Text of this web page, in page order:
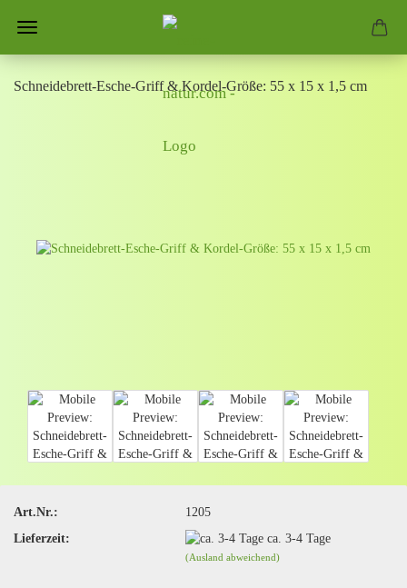
Schneidebrett-Esche-Griff & Kordel-Größe: 55 x 15 x 1,5 cm
Art.Nr.:
1205
Lieferzeit:
ca. 3-4 Tage
(Ausland abweichend)